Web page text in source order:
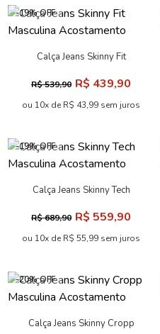
-19% OFF
Calça Jeans Skinny Fit
R$ 539,90 R$ 439,90
ou 10x de R$ 43,99 sem juros
-19% OFF
Calça Jeans Skinny Tech
R$ 689,90 R$ 559,90
ou 10x de R$ 55,99 sem juros
-20% OFF
Calça Jeans Skinny Cropp